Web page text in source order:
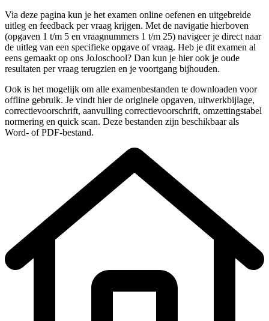
Via deze pagina kun je het examen online oefenen en uitgebreide
uitleg en feedback per vraag krijgen. Met de navigatie hierboven
(opgaven 1 t/m 5 en vraagnummers 1 t/m 25) navigeer je direct naar
de uitleg van een specifieke opgave of vraag. Heb je dit examen al
eens gemaakt op ons JoJoschool? Dan kun je hier ook je oude
resultaten per vraag terugzien en je voortgang bijhouden.
Ook is het mogelijk om alle examenbestanden te downloaden voor
offline gebruik. Je vindt hier de originele opgaven, uitwerkbijlage,
correctievoorschrift, aanvulling correctievoorschrift, omzettingstabel
normering en quick scan. Deze bestanden zijn beschikbaar als
Word- of PDF-bestand.